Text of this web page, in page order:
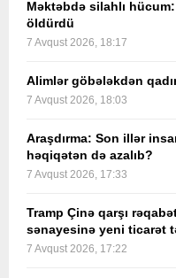
Məktəbdə silahlı
öldürdü
7 Avqust 2026, 18:17
Alimlər göbələkdən
7 Avqust 2026, 18:03
Araşdırma: Son illər
həqiqətən də azalıb?
7 Avqust 2026, 17:33
Tramp Çinə qarşı
sənayesinə yeni ticarət
7 Avqust 2026, 17:22